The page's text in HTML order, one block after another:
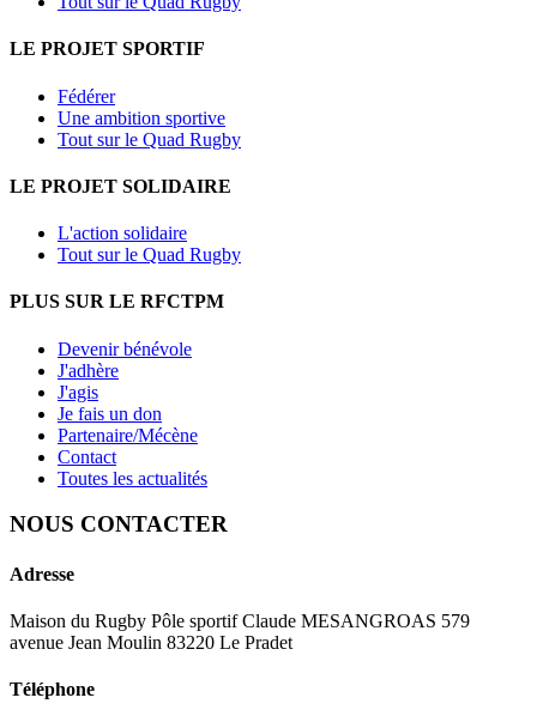
LE PROJET SPORTIF
Fédérer
Une ambition sportive
Tout sur le Quad Rugby
LE PROJET SOLIDAIRE
L'action solidaire
Tout sur le Quad Rugby
PLUS SUR LE RFCTPM
Devenir bénévole
J'adhère
J'agis
Je fais un don
Partenaire/Mécène
Contact
Toutes les actualités
NOUS CONTACTER
Adresse
Maison du Rugby Pôle sportif Claude MESANGROAS 579
avenue Jean Moulin 83220 Le Pradet
Téléphone